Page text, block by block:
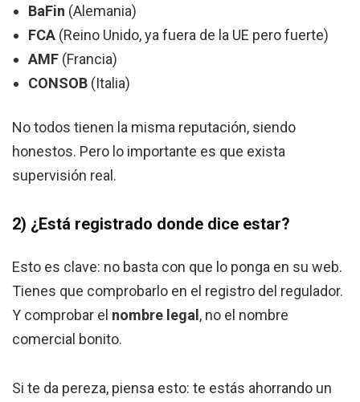
BaFin (Alemania)
FCA (Reino Unido, ya fuera de la UE pero fuerte)
AMF (Francia)
CONSOB (Italia)
No todos tienen la misma reputación, siendo
honestos. Pero lo importante es que exista
supervisión real.
2) ¿Está registrado donde dice estar?
Esto es clave: no basta con que lo ponga en su web.
Tienes que comprobarlo en el registro del regulador.
Y comprobar el nombre legal, no el nombre
comercial bonito.
Si te da pereza, piensa esto: te estás ahorrando un